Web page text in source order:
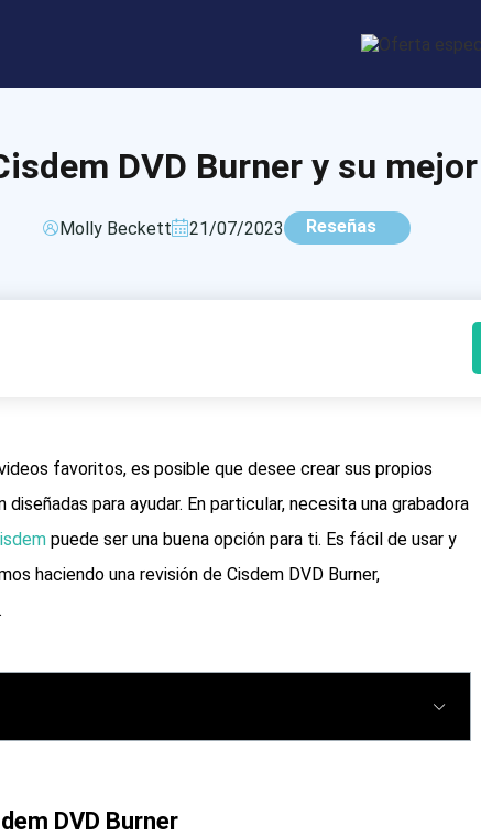
DVD Burner y su
Molly Beckett 21/07/2023 Reseñas
favoritos, es posible que desee crear sus propios
para ayudar. En particular, necesita una grabadora
puede ser una buena opción para ti. Es fácil de usar y
haciendo una revisión de Cisdem DVD Burner,
DVD Burner